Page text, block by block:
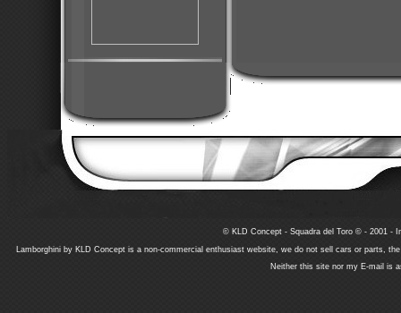
© KLD Concept - Squadra del Toro © - 2001 -
Lamborghini by KLD Concept is a non-commercial enthusiast website, we do not sell cars or parts,
Neither this site nor my E-mail is